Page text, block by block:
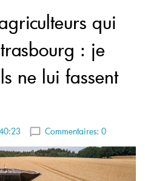
qui
: je
ne lui fassent
Commentaires: 0